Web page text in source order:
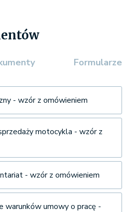
Formularze
- wzór z omówieniem
motocykla - wzór z
- wzór z omówieniem
warunków umowy o pracę -